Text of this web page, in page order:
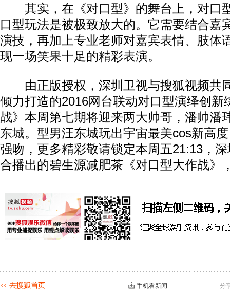
其实，在《对口型》的舞台上，对口
口型玩法是被极致放大的。它需要结合嘉
演技，再加上专业老师对嘉宾表情、肢体
现一场笑果十足的精彩表演。
由正版授权，深圳卫视与搜狐视频共
倾力打造的2016网台联动对口型演绎创新
战》本周第七期将迎来两大帅哥，潘帅潘
东城。型男汪东城玩出宇宙最美cos新高
强吻，更多精彩敬请锁定本周五21:13，
合播出的碧生源减肥茶《对口型大作战》
分
手机看新闻